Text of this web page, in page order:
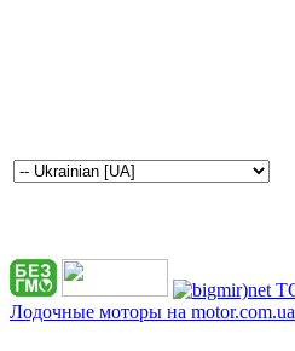
Лодочные моторы на motor.com.ua